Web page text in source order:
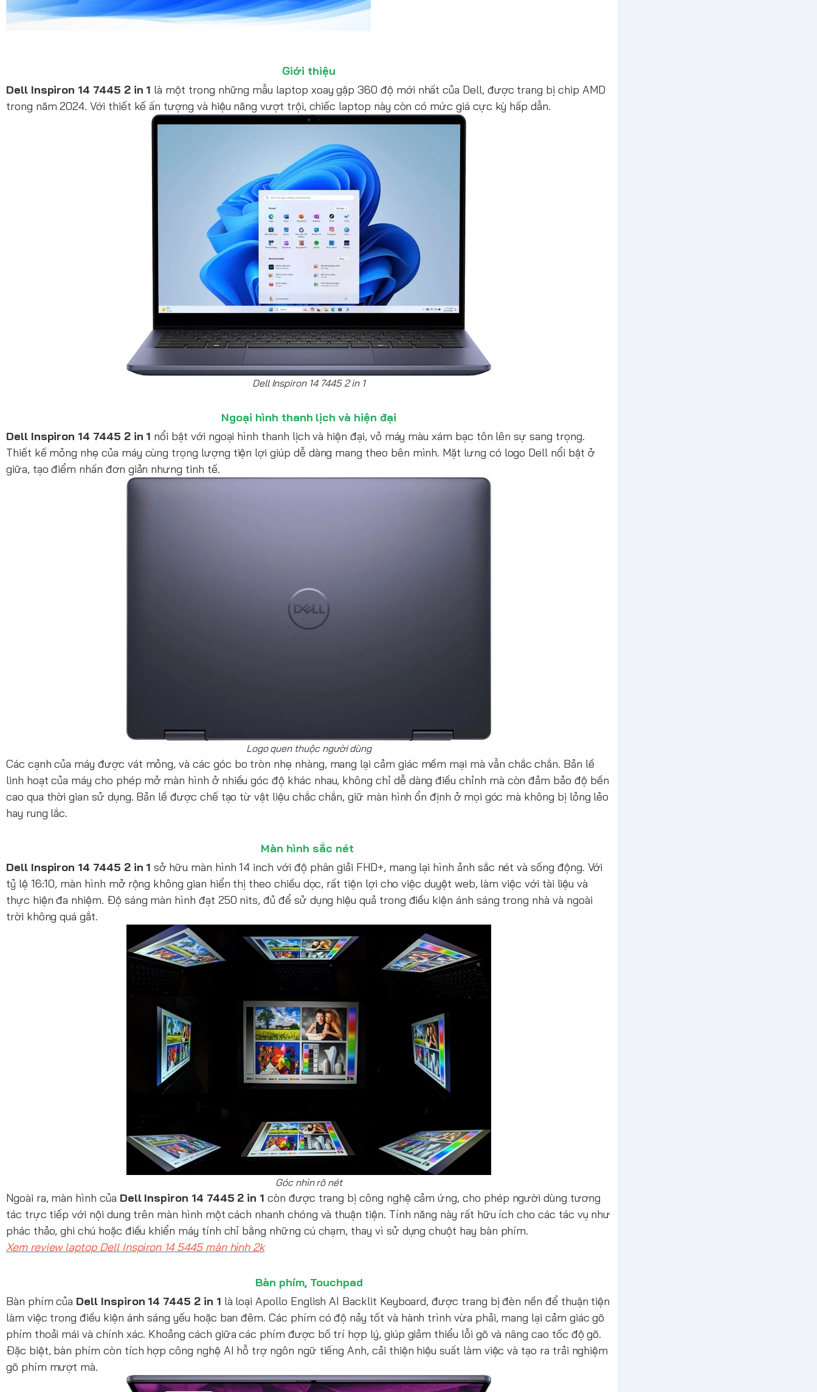
Giới thiệu
Dell Inspiron 14 7445 2 in 1 là một trong những mẫu laptop xoay gập 360 độ mới nhất của Dell, được trang bị chip AMD
trong năm 2024. Với thiết kế ấn tượng và hiệu năng vượt trội, chiếc laptop này còn có mức giá cực kỳ hấp dẫn.
Dell Inspiron 14 7445 2 in 1
Ngoại hình thanh lịch và hiện đại
Dell Inspiron 14 7445 2 in 1 nổi bật với ngoại hình thanh lịch và hiện đại, vỏ máy màu xám bạc tôn lên sự sang trọng.
Thiết kế mỏng nhẹ của máy cùng trọng lượng tiện lợi giúp dễ dàng mang theo bên mình. Mặt lưng có logo Dell nổi bật ở
giữa, tạo điểm nhấn đơn giản nhưng tinh tế.
Logo quen thuộc người dùng
Các cạnh của máy được vát mỏng, và các góc bo tròn nhẹ nhàng, mang lại cảm giác mềm mại mà vẫn chắc chắn. Bản lề
linh hoạt của máy cho phép mở màn hình ở nhiều góc độ khác nhau, không chỉ dễ dàng điều chỉnh mà còn đảm bảo độ bền
cao qua thời gian sử dụng. Bản lề được chế tạo từ vật liệu chắc chắn, giữ màn hình ổn định ở mọi góc mà không bị lỏng lẻo
hay rung lắc.
Màn hình sắc nét
Dell Inspiron 14 7445 2 in 1 sở hữu màn hình 14 inch với độ phân giải FHD+, mang lại hình ảnh sắc nét và sống động. Với
tỷ lệ 16:10, màn hình mở rộng không gian hiển thị theo chiều dọc, rất tiện lợi cho việc duyệt web, làm việc với tài liệu và
thực hiện đa nhiệm. Độ sáng màn hình đạt 250 nits, đủ để sử dụng hiệu quả trong điều kiện ánh sáng trong nhà và ngoài
trời không quá gắt.
Góc nhìn rõ nét
Ngoài ra, màn hình của Dell Inspiron 14 7445 2 in 1 còn được trang bị công nghệ cảm ứng, cho phép người dùng tương
tác trực tiếp với nội dung trên màn hình một cách nhanh chóng và thuận tiện. Tính năng này rất hữu ích cho các tác vụ như
phác thảo, ghi chú hoặc điều khiển máy tính chỉ bằng những cú chạm, thay vì sử dụng chuột hay bàn phím.
Xem review laptop Dell Inspiron 14 5445 màn hình 2k
Bàn phím, Touchpad
Bàn phím của Dell Inspiron 14 7445 2 in 1 là loại Apollo English AI Backlit Keyboard, được trang bị đèn nền để thuận tiện
làm việc trong điều kiện ánh sáng yếu hoặc ban đêm. Các phím có độ nảy tốt và hành trình vừa phải, mang lại cảm giác gõ
phím thoải mái và chính xác. Khoảng cách giữa các phím được bố trí hợp lý, giúp giảm thiểu lỗi gõ và nâng cao tốc độ gõ.
Đặc biệt, bàn phím còn tích hợp công nghệ AI hỗ trợ ngôn ngữ tiếng Anh, cải thiện hiệu suất làm việc và tạo ra trải nghiệm
gõ phím mượt mà.